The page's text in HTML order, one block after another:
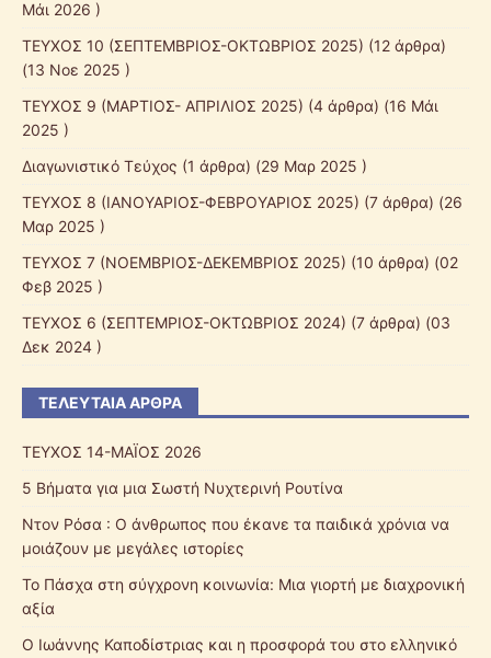
Μάι 2026 )
ΤΕΥΧΟΣ 10 (ΣΕΠΤΕΜΒΡΙΟΣ-ΟΚΤΩΒΡΙΟΣ 2025) (12 άρθρα)
(13 Νοε 2025 )
ΤΕΥΧΟΣ 9 (ΜΑΡΤΙΟΣ- ΑΠΡΙΛΙΟΣ 2025) (4 άρθρα) (16 Μάι
2025 )
Διαγωνιστικό Τεύχος (1 άρθρα) (29 Μαρ 2025 )
ΤΕΥΧΟΣ 8 (ΙΑΝΟΥΑΡΙΟΣ-ΦΕΒΡΟΥΑΡΙΟΣ 2025) (7 άρθρα) (26
Μαρ 2025 )
ΤΕΥΧΟΣ 7 (ΝΟΕΜΒΡΙΟΣ-ΔΕΚΕΜΒΡΙΟΣ 2025) (10 άρθρα) (02
Φεβ 2025 )
ΤΕΥΧΟΣ 6 (ΣΕΠΤΕΜΡΙΟΣ-ΟΚΤΩΒΡΙΟΣ 2024) (7 άρθρα) (03
Δεκ 2024 )
ΤΕΛΕΥΤΑΊΑ ΆΡΘΡΑ
ΤΕΥΧΟΣ 14-ΜΑΪΟΣ 2026
5 Βήματα για μια Σωστή Νυχτερινή Ρουτίνα
Ντον Ρόσα : Ο άνθρωπος που έκανε τα παιδικά χρόνια να
μοιάζουν με μεγάλες ιστορίες
Το Πάσχα στη σύγχρονη κοινωνία: Μια γιορτή με διαχρονική
αξία
Ο Ιωάννης Καποδίστριας και η προσφορά του στο ελληνικό